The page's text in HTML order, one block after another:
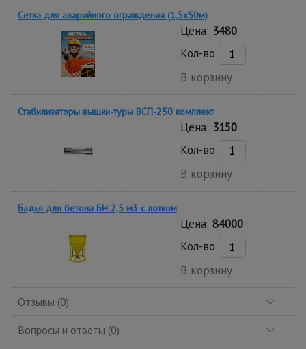
Сетка для аварийного ограждения (1,5х50м)
Цена: 3480
Кол-во
В корзину
Стабилизаторы вышки-туры ВСП-250 комплект
Цена: 3150
Кол-во
В корзину
Бадья для бетона БН 2,5 м3 с лотком
Цена: 84000
Кол-во
В корзину
Отзывы (0)
Вопросы и ответы (0)